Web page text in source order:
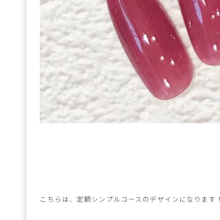
こちらは、定額シンプルコースのデザインになります